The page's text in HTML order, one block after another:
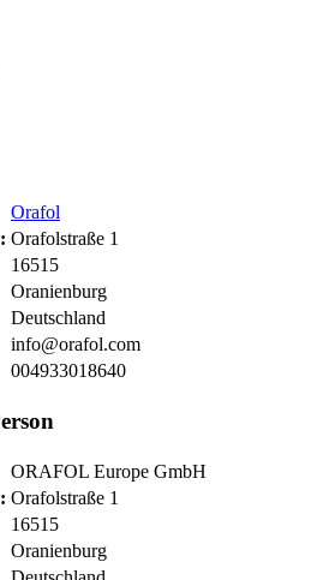
Orafol
Orafolstraße 1
16515
Oranienburg
Deutschland
info@orafol.com
004933018640
ORAFOL Europe GmbH
Orafolstraße 1
16515
Oranienburg